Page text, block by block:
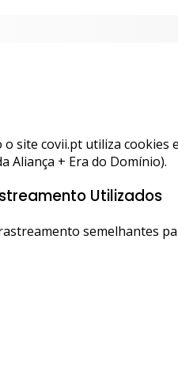
o site covii.pt utiliza
Aliança + Era do Domínio).
Utilizados
semelhantes